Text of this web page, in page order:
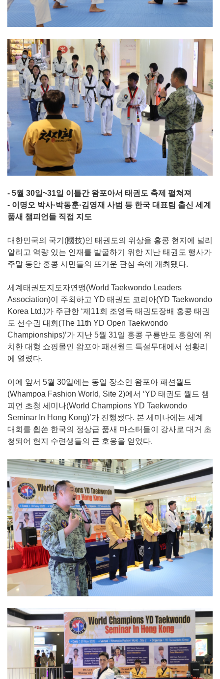
- 5월 30일~31일 이틀간 왐포아서 태권도 축제 펼쳐져
- 이명오 박사·박동훈·김영재 사범 등 한국 대표팀 출신 세계
품새 챔피언들 직접 지도
대한민국의 국기(國技)인 태권도의 위상을 홍콩 현지에 널리
알리고 역량 있는 인재를 발굴하기 위한 지난 태권도 행사가
주말 동안 홍콩 시민들의 뜨거운 관심 속에 개최됐다.
세계태권도지도자연맹(World Taekwondo Leaders
Association)이 주최하고 YD 태권도 코리아(YD Taekwondo
Korea Ltd.)가 주관한 ‘제11회 조영득 태권도장배 홍콩 태권
도 선수권 대회(The 11th YD Open Taekwondo
Championships)’가 지난 5월 31일 홍콩 구룡반도 홍함에 위
치한 대형 쇼핑몰인 왐포아 패션월드 특설무대에서 성황리
에 열렸다.
이에 앞서 5월 30일에는 동일 장소인 왐포아 패션월드
(Whampoa Fashion World, Site 2)에서 ‘YD 태권도 월드 챔
피언 초청 세미나(World Champions YD Taekwondo
Seminar In Hong Kong)’가 진행됐다. 본 세미나에는 세계
대회를 휩쓴 한국의 정상급 품새 마스터들이 강사로 대거 초
청되어 현지 수련생들의 큰 호응을 얻었다.